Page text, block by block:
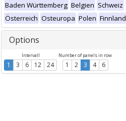
Baden Württemberg Belgien Schweiz
Österreich Osteuropa Polen Finnland
Options
Intervall
1 3 6 12 24
Number of panels in row
1 2 3 4 6